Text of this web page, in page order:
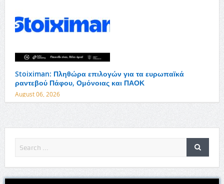
Stoiximan: Πληθώρα επιλογών για τα ευρωπαϊκά
ραντεβού Πάφου, Ομόνοιας και ΠΑΟΚ
August 06, 2026